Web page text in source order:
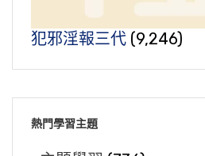
犯邪淫報三代 (9,246)
熱門學習主題